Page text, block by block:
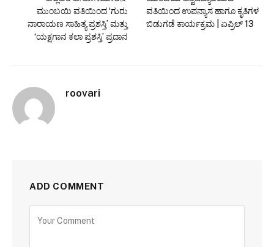
ಮುಂಬಯಿ ವತಿಯಿಂದ ‘ಗುರು
ನಾರಾಯಣ ಸಾಹಿತ್ಯ ಪ್ರಶಸ್ತಿ’ ಮತ್ತು
‘ಯಕ್ಷಗಾನ ಕಲಾ ಪ್ರಶಸ್ತಿ’ ಪ್ರದಾನ
ವತಿಯಿಂದ ಉಪನ್ಯಾಸ ಹಾಗೂ ಕೃತಿಗಳ
ಬಿಡುಗಡೆ ಕಾರ್ಯಕ್ರಮ | ಏಪ್ರಿಲ್ 13
roovari
ADD COMMENT